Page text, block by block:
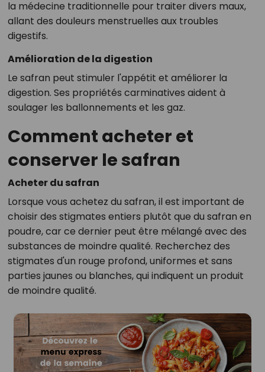
la médecine traditionnelle pour traiter divers maux,
allant des douleurs menstruelles aux troubles
digestifs.
Amélioration de la digestion
Le safran peut stimuler l'appétit et améliorer la
digestion. Ses propriétés carminatives aident à
soulager les ballonnements et les gaz.
Comment acheter et
conserver le safran
Acheter du safran
Lorsque vous achetez du safran, il est important de
choisir des stigmates entiers plutôt que du safran en
poudre, car ce dernier peut être mélangé avec des
substances de moindre qualité. Recherchez des
stigmates d'un rouge profond, uniformes et sans
parties jaunes ou blanches, qui indiquent un produit
de moindre qualité.